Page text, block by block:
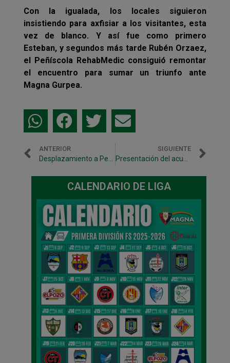
Con la igualada, los locales siguieron
insistiendo para axfisiar a los visitantes, esta
vez de blanco. Y así fue como primero
Esteban, y segundos más tarde Rubén Orzaez,
el Peñíscola RehabMedic consiguió remontar
el encuentro para sumar un triunfo ante
Magna Gurpea.
ANTERIOR SIGUIENTE
CALENDARIO DE LIGA